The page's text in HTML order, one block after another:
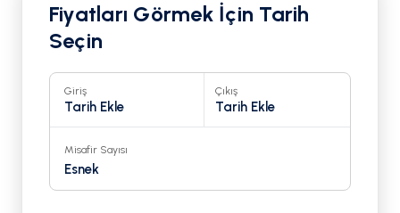
Fiyatları Görmek İçin Tarih
Seçin
Giriş
Tarih Ekle
Çıkış
Tarih Ekle
Misafir Sayısı
Esnek